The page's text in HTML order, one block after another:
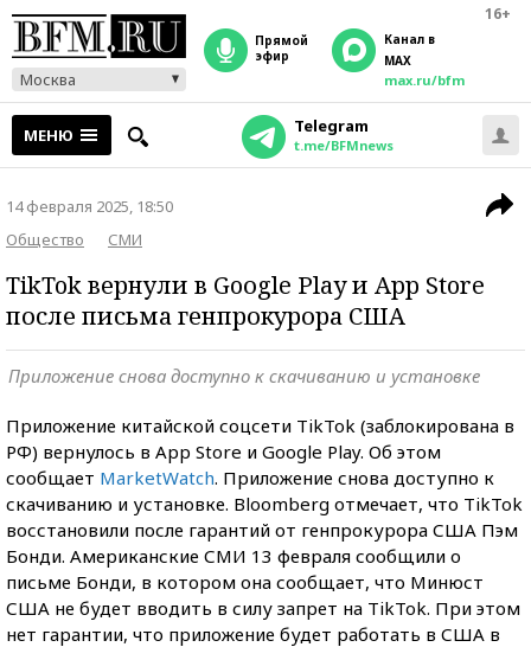
16+
Москва
прямой
эфир
Канал в
MAX
max.ru/bfm
МЕНЮ Telegram
t.me/BFMnews
14 февраля 2025, 18:50
Общество
СМИ
TikTok вернули в Goоgle Play и App Store
после письма генпрокурора США
Приложение снова доступно к скачиванию и установке
Приложение китайской соцсети TikTok (заблокирована в
РФ) вернулось в App Store и Google Play. Об этом
сообщает MarketWatch. Приложение снова доступно к
скачиванию и установке. Bloomberg отмечает, что TikTok
восстановили после гарантий от генпрокурора США Пэм
Бонди. Американские СМИ 13 февраля сообщили о
письме Бонди, в котором она сообщает, что Минюст
США не будет вводить в силу запрет на TikTok. При этом
нет гарантии, что приложение будет работать в США в